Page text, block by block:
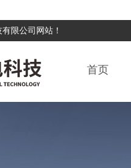
限公司网站！
首页